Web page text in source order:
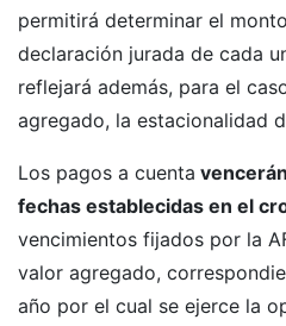
permitirá determinar el
declaración jurada de cada
reflejará además, para el
agregado, la estacionalidad
Los pagos a cuenta
fechas establecidas en el
vencimientos fijados por la
valor agregado,
año por el cual se ejerce la